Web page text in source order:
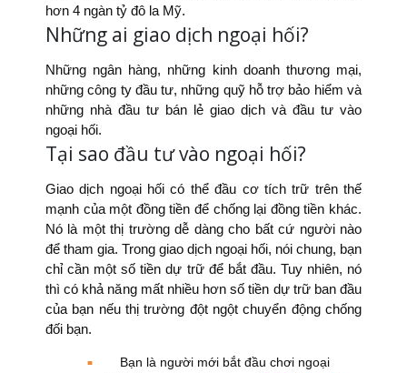
hơn 4 ngàn tỷ đô la Mỹ.
Những ai giao dịch ngoại hối?
Những ngân hàng, những kinh doanh thương mại,
những công ty đầu tư, những quỹ hỗ trợ bảo hiểm và
những nhà đầu tư bán lẻ giao dịch và đầu tư vào
ngoại hối.
Tại sao đầu tư vào ngoại hối?
Giao dịch ngoại hối có thể đầu cơ tích trữ trên thế
mạnh của một đồng tiền để chống lại đồng tiền khác.
Nó là một thị trường dễ dàng cho bất cứ người nào
để tham gia. Trong giao dịch ngoại hối, nói chung, bạn
chỉ cần một số tiền dự trữ để bắt đầu. Tuy nhiên, nó
thì có khả năng mất nhiều hơn số tiền dự trữ ban đầu
của bạn nếu thị trường đột ngột chuyển động chống
đối bạn.
Bạn là người mới bắt đầu chơi ngoại